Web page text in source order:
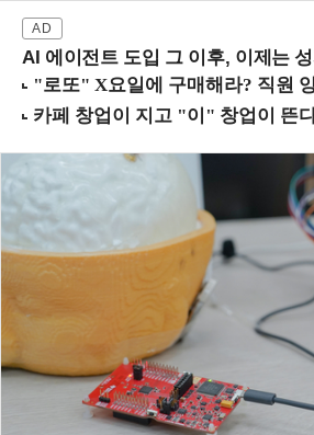
AI 에이전트 도입 그 이후, 이제는 성